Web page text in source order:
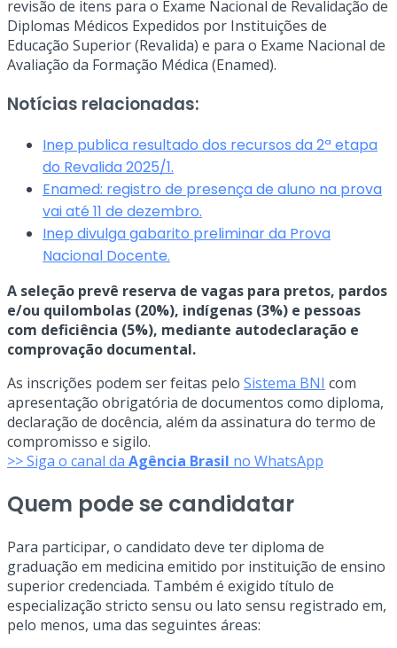
revisão de itens para o Exame Nacional de Revalidação de
Diplomas Médicos Expedidos por Instituições de
Educação Superior (Revalida) e para o Exame Nacional de
Avaliação da Formação Médica (Enamed).
Notícias relacionadas:
Inep publica resultado dos recursos da 2ª etapa
do Revalida 2025/1.
Enamed: registro de presença de aluno na prova
vai até 11 de dezembro.
Inep divulga gabarito preliminar da Prova
Nacional Docente.
A seleção prevê reserva de vagas para pretos, pardos
e/ou quilombolas (20%), indígenas (3%) e pessoas
com deficiência (5%), mediante autodeclaração e
comprovação documental.
As inscrições podem ser feitas pelo Sistema BNI com
apresentação obrigatória de documentos como diploma,
declaração de docência, além da assinatura do termo de
compromisso e sigilo.
>> Siga o canal da Agência Brasil no WhatsApp
Quem pode se candidatar
Para participar, o candidato deve ter diploma de
graduação em medicina emitido por instituição de ensino
superior credenciada. Também é exigido título de
especialização stricto sensu ou lato sensu registrado em,
pelo menos, uma das seguintes áreas: